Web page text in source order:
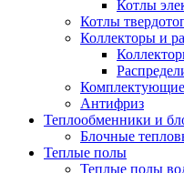
Котлы
Котлы
Коллекторы и
Комплектующие
Антифриз
Теплообменники и
Блочные
Теплые полы
Теплые полы